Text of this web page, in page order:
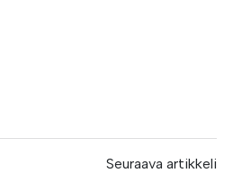
Seuraava artikkeli